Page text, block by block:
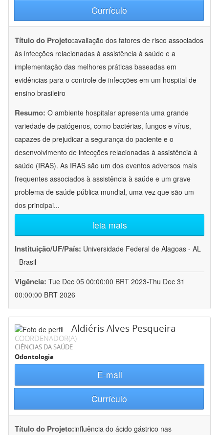
Currículo
Título do Projeto:avaliação dos fatores de risco associados
às infecções relacionadas à assistência à saúde e a
implementação das melhores práticas baseadas em
evidências para o controle de infecções em um hospital de
ensino brasileiro
Resumo: O ambiente hospitalar apresenta uma grande
variedade de patógenos, como bactérias, fungos e vírus,
capazes de prejudicar a segurança do paciente e o
desenvolvimento de infecções relacionadas à assistência à
saúde (IRAS). As IRAS são um dos eventos adversos mais
frequentes associados à assistência à saúde e um grave
problema de saúde pública mundial, uma vez que são um
dos principai...
leia mais
Instituição/UF/País: Universidade Federal de Alagoas - AL
- Brasil
Vigência: Tue Dec 05 00:00:00 BRT 2023-Thu Dec 31
00:00:00 BRT 2026
Aldiéris Alves Pesqueira
COORDENADOR(A)
CIÊNCIAS DA SAÚDE
Odontologia
E-mail
Currículo
Título do Projeto:influência do ácido gástrico nas